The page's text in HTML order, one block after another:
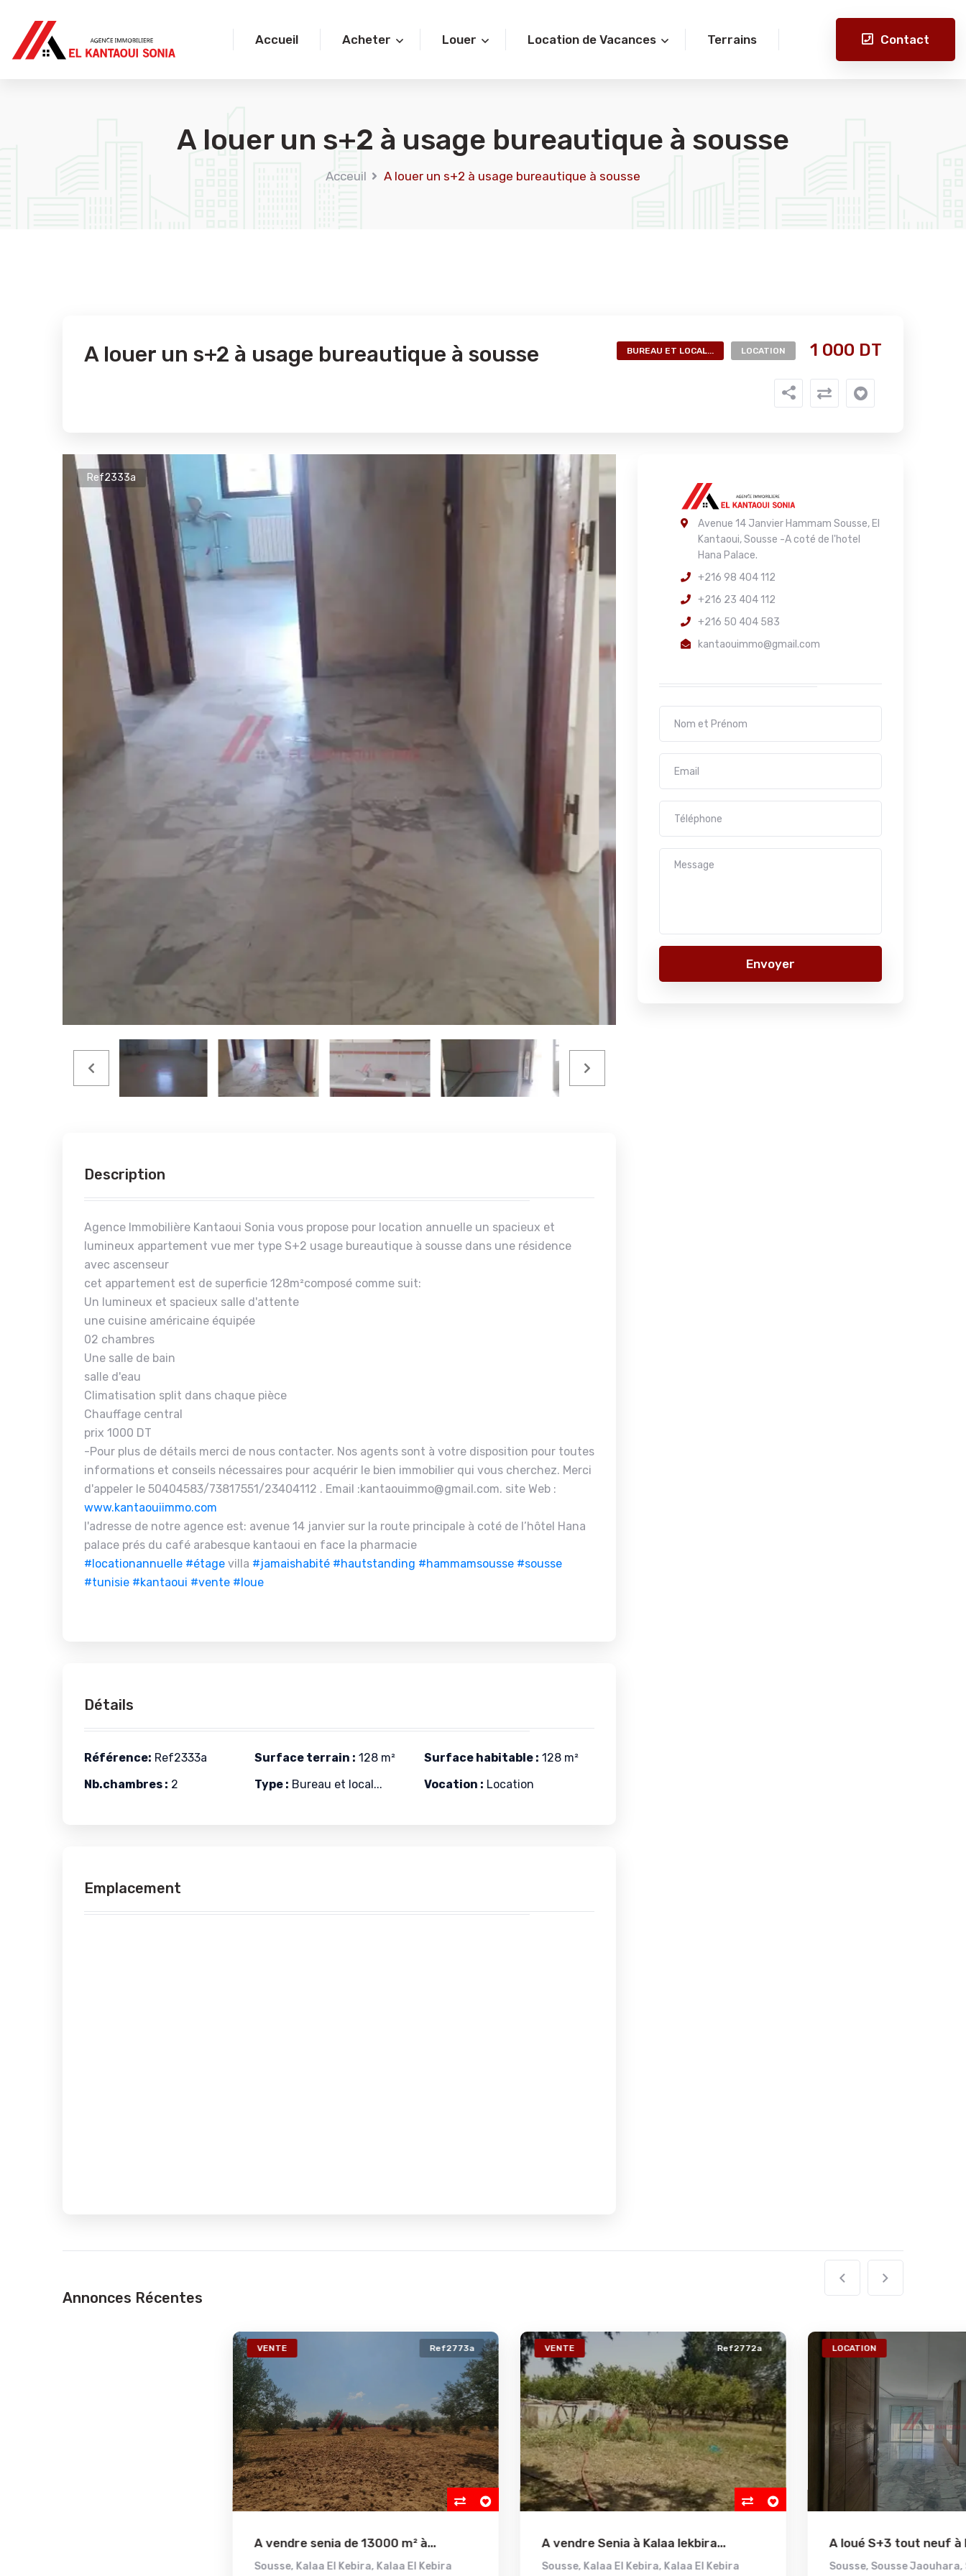
Accueil Acheter Louer Location de Vacances Terrains Contact
A louer un s+2 à usage bureautique à sousse
Acceuil A louer un s+2 à usage bureautique à sousse
A louer un s+2 à usage bureautique à sousse BUREAU ET LOCAL... LOCATION 1 000 DT
Ref2333a
Description
Agence Immobilière Kantaoui Sonia vous propose pour location annuelle un spacieux et
lumineux appartement vue mer type S+2 usage bureautique à sousse dans une résidence
avec ascenseur
cet appartement est de superficie 128m²composé comme suit:
Un lumineux et spacieux salle d'attente
une cuisine américaine équipée
02 chambres
Une salle de bain
salle d'eau
Climatisation split dans chaque pièce
Chauffage central
prix 1000 DT
-Pour plus de détails merci de nous contacter. Nos agents sont à votre disposition pour toutes
informations et conseils nécessaires pour acquérir le bien immobilier qui vous cherchez. Merci
d'appeler le 50404583/73817551/23404112 . Email :kantaouimmo@gmail.com. site Web :
www.kantaouiimmo.com
l'adresse de notre agence est: avenue 14 janvier sur la route principale à coté de l’hôtel Hana
palace prés du café arabesque kantaoui en face la pharmacie
#locationannuelle #étage villa #jamaishabité #hautstanding #hammamsousse #sousse
#tunisie #kantaoui #vente #loue
Détails
Référence: Ref2333a Surface terrain : 128 m² Surface habitable : 128 m²
Nb.chambres : 2 Type : Bureau et local... Vocation : Location
Emplacement
Avenue 14 Janvier Hammam Sousse, El
Kantaoui, Sousse -A coté de l'hotel
Hana Palace.
+216 98 404 112
+216 23 404 112
+216 50 404 583
kantaouimmo@gmail.com
Envoyer
Annonces Récentes
Ref2773a
A vendre senia de 13000 m² à...
Kalaa El Kebira
Ref2772a
A vendre Senia à Kalaa lekbira...
Sousse , Kalaa El Kebira Kalaa El Kebira
LOCATION Ref2771a
A loué S+3 tout neuf à khzama...
Sousse , Sousse Jaouhara Sousse Khezama
A